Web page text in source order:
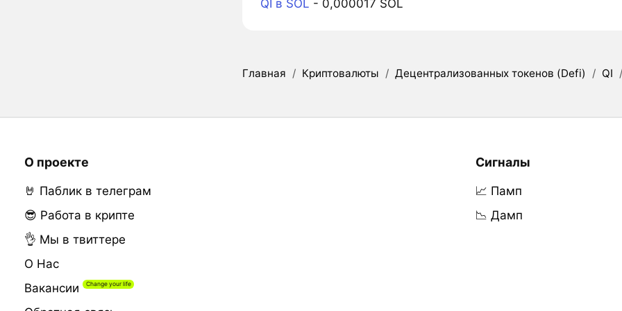
QI в SOL - 0,000017 SOL
Главная / Криптовалюты / Децентрализованных токенов (Defi) / QI /
О проекте
🤘 Паблик в телеграм
😎 Работа в крипте
👌 Мы в твиттере
О Нас
Вакансии
Сигналы
📈 Памп
📉 Дамп